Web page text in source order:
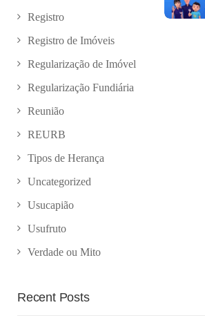
Registro
Registro de Imóveis
Regularização de Imóvel
Regularização Fundiária
Reunião
REURB
Tipos de Herança
Uncategorized
Usucapião
Usufruto
Verdade ou Mito
Recent Posts